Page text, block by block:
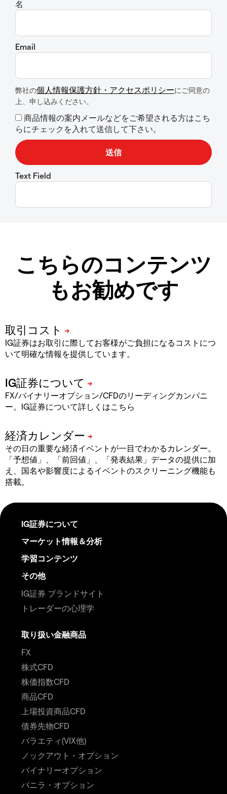
名
Email
弊社の個人情報保護方針・アクセスポリシーにご同意の
上、申し込みください。
商品情報の案内メールなどをご希望される方はこち
らにチェックを入れて送信して下さい。
Text Field
こちらのコンテンツ
もお勧めです
IG証券はお取引に際してお客様がご負担になるコストにつ
いて明確な情報を提供しています。
FX/バイナリーオプション/CFDのリーディングカンパニ
ー。IG証券について詳しくはこちら
その日の重要な経済イベントが一目でわかるカレンダー。
「予想値」、「前回値」、「発表結果」データの提供に加
え、国名や影響度によるイベントのスクリーニング機能も
搭載。
IG証券について
マーケット情報＆分析
学習コンテンツ
その他
IG証券 ブランドサイト
トレーダーの心理学
取り扱い金融商品
FX
株式CFD
株価指数CFD
商品CFD
上場投資商品CFD
債券先物CFD
バラエティ(VIX他)
ノックアウト・オプション
バイナリーオプション
バニラ・オプション